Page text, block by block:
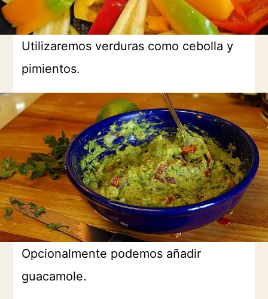
Utilizaremos verduras como cebolla y
pimientos.
Opcionalmente podemos añadir
guacamole.